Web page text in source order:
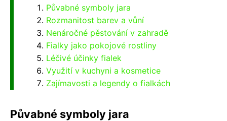
Půvabné symboly jara
Rozmanitost barev a vůní
Nenáročné pěstování v zahradě
Fialky jako pokojové rostliny
Léčivé účinky fialek
Využití v kuchyni a kosmetice
Zajímavosti a legendy o fialkách
Půvabné symboly jara